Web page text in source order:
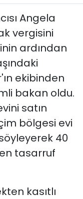
Angela
vergisini
ardından
ekibinden
bakan oldu.
satın
bölgesi evi
40
tasarruf
kasıtlı